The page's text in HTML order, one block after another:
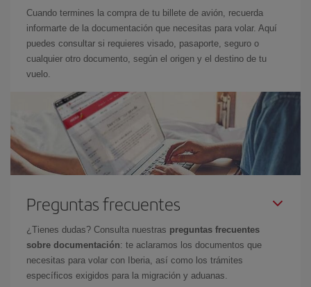
Cuando termines la compra de tu billete de avión, recuerda
informarte de la documentación que necesitas para volar. Aquí
puedes consultar si requieres visado, pasaporte, seguro o
cualquier otro documento, según el origen y el destino de tu
vuelo.
Preguntas frecuentes
¿Tienes dudas? Consulta nuestras preguntas frecuentes
sobre documentación: te aclaramos los documentos que
necesitas para volar con Iberia, así como los trámites
específicos exigidos para la migración y aduanas.